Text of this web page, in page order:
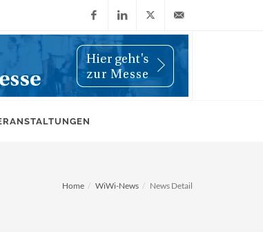
FacebookLinkedIn
X
(Twitter)
info@wiwi-
Home WiWi-News News Detail